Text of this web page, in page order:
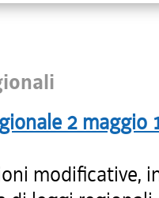
2 maggio
modificative,